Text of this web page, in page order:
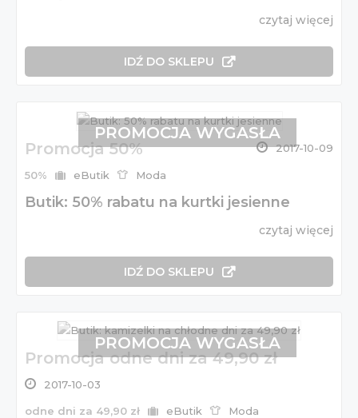
czytaj więcej
IDŹ DO SKLEPU
Promocja 50% 2017-10-09
50% eButik Moda
Butik: 50% rabatu na kurtki jesienne
czytaj więcej
IDŹ DO SKLEPU
PROMOCJA WYGASŁA
Promocja odne dni za 49,90 zł
2017-10-03
odne dni za 49,90 zł eButik Moda
PROMOCJA WYGASŁA